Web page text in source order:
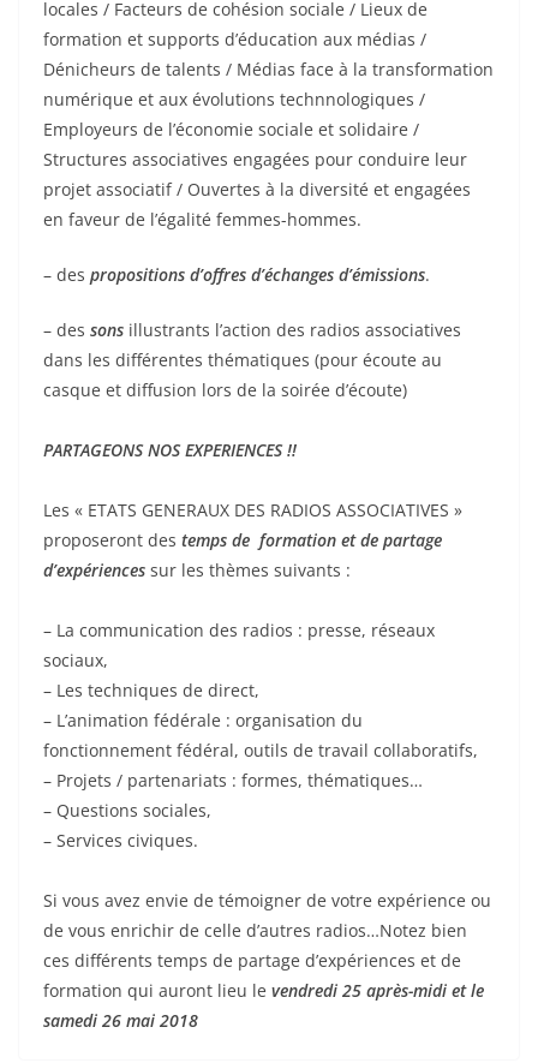
locales / Facteurs de cohésion sociale / Lieux de
formation et supports d’éducation aux médias /
Dénicheurs de talents / Médias face à la transformation
numérique et aux évolutions technnologiques /
Employeurs de l’économie sociale et solidaire /
Structures associatives engagées pour conduire leur
projet associatif / Ouvertes à la diversité et engagées
en faveur de l’égalité femmes-hommes.
– des propositions d’offres d’échanges d’émissions.
– des sons illustrants l’action des radios associatives
dans les différentes thématiques (pour écoute au
casque et diffusion lors de la soirée d’écoute)
PARTAGEONS NOS EXPERIENCES !!
Les « ETATS GENERAUX DES RADIOS ASSOCIATIVES »
proposeront des temps de formation et de partage
d’expériences sur les thèmes suivants :
– La communication des radios : presse, réseaux
sociaux,
– Les techniques de direct,
– L’animation fédérale : organisation du
fonctionnement fédéral, outils de travail collaboratifs,
– Projets / partenariats : formes, thématiques…
– Questions sociales,
– Services civiques.
Si vous avez envie de témoigner de votre expérience ou
de vous enrichir de celle d’autres radios…Notez bien
ces différents temps de partage d’expériences et de
formation qui auront lieu le vendredi 25 après-midi et le
samedi 26 mai 2018